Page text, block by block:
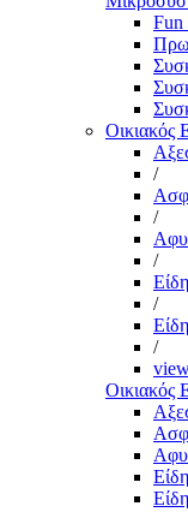
Fun
Οικιακός
/
/
/
/
/
Οικιακός